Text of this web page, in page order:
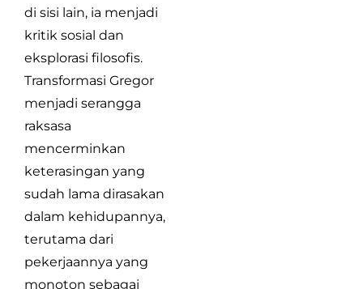
di sisi lain, ia menjadi
kritik sosial dan
eksplorasi filosofis.
Transformasi Gregor
menjadi serangga
raksasa
mencerminkan
keterasingan yang
sudah lama dirasakan
dalam kehidupannya,
terutama dari
pekerjaannya yang
monoton sebagai